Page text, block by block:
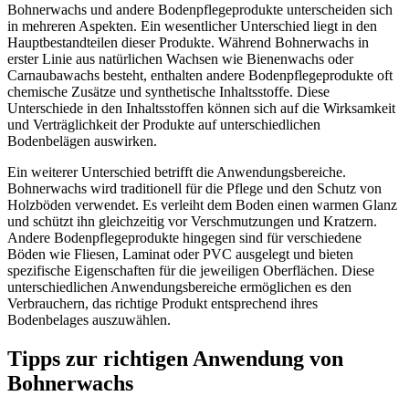
Bohnerwachs und andere Bodenpflegeprodukte unterscheiden sich
in mehreren Aspekten. Ein wesentlicher Unterschied liegt in den
Hauptbestandteilen dieser Produkte. Während Bohnerwachs in
erster Linie aus natürlichen Wachsen wie Bienenwachs oder
Carnaubawachs besteht, enthalten andere Bodenpflegeprodukte oft
chemische Zusätze und synthetische Inhaltsstoffe. Diese
Unterschiede in den Inhaltsstoffen können sich auf die Wirksamkeit
und Verträglichkeit der Produkte auf unterschiedlichen
Bodenbelägen auswirken.
Ein weiterer Unterschied betrifft die Anwendungsbereiche.
Bohnerwachs wird traditionell für die Pflege und den Schutz von
Holzböden verwendet. Es verleiht dem Boden einen warmen Glanz
und schützt ihn gleichzeitig vor Verschmutzungen und Kratzern.
Andere Bodenpflegeprodukte hingegen sind für verschiedene
Böden wie Fliesen, Laminat oder PVC ausgelegt und bieten
spezifische Eigenschaften für die jeweiligen Oberflächen. Diese
unterschiedlichen Anwendungsbereiche ermöglichen es den
Verbrauchern, das richtige Produkt entsprechend ihres
Bodenbelages auszuwählen.
Tipps zur richtigen Anwendung von
Bohnerwachs